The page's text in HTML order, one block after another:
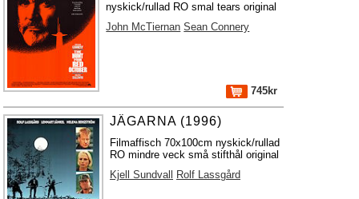
nyskick/rullad RO smal tears original
John McTiernan Sean Connery
745kr
JÄGARNA (1996)
Filmaffisch 70x100cm nyskick/rullad
RO mindre veck små stifthål original
Kjell Sundvall
Rolf Lassgård